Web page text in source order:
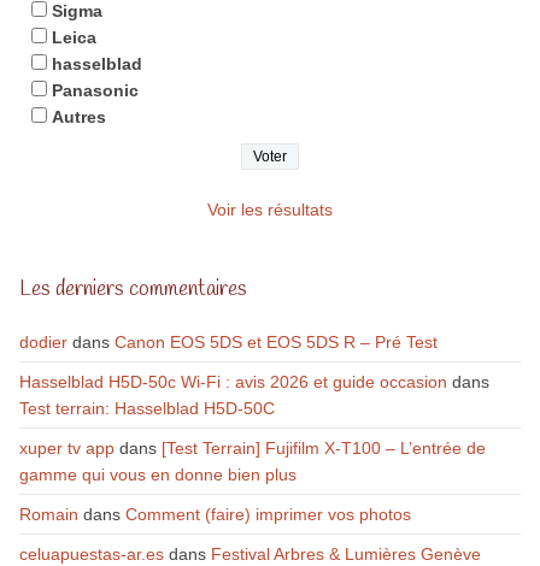
Sigma
Leica
hasselblad
Panasonic
Autres
Voir les résultats
Les derniers commentaires
dodierdans Canon EOS 5DS et EOS 5DS R – Pré Test
Hasselblad H5D-50c Wi-Fi : avis 2026 et guide occasion dans
Test terrain: Hasselblad H5D-50C
xuper tv appdans [Test Terrain] Fujifilm X-T100 – L’entrée de
gamme qui vous en donne bien plus
Romain dans Comment (faire) imprimer vos photos
celuapuestas-ar.esdans Festival Arbres & Lumières Genève